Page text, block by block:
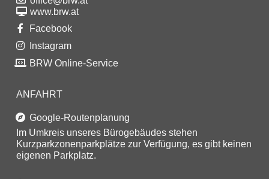
www.brw.at
Facebook
Instagram
BRW Online-Service
ANFAHRT
Google-Routenplanung
Im Umkreis unseres Bürogebäudes stehen
Kurzparkzonenparkplätze zur Verfügung, es gibt keinen
eigenen Parkplatz.